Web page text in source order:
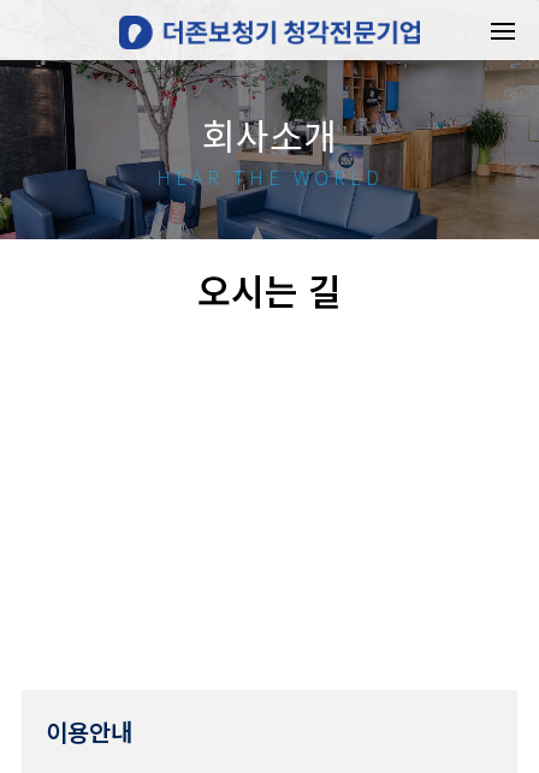
회사소개
HEAR THE WORLD
오시는 길
이용안내